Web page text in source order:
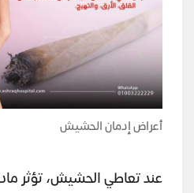
أعراض إدمان الحشيش